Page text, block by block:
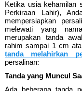
Ketika usia kehamilan
Perkiraan Lahir),
mempersiapkan
melewati yang
merupakan tanda
tanda melahirkan
persalinan:
Tanda yang Muncul
Ada beberapa tanda